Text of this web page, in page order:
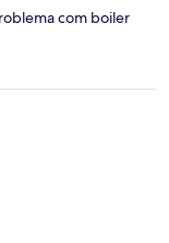
com boiler